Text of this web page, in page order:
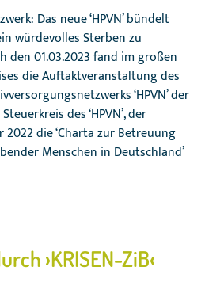
Das neue ‘HPVN’ bündelt
würdevolles Sterben zu
den 01.03.2023 fand im großen
die Auftaktveranstaltung des
‘HPVN’ der
des ‘HPVN’, der
die ‘Charta zur Betreuung
Menschen in Deutschland’
›KRISEN-ZiB‹